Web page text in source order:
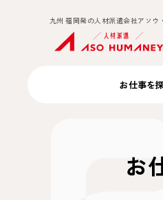
九州 福岡発の人材派遣会社アソ
お仕事を
お